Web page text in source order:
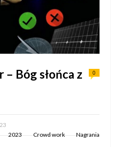
Bóg słońca z
0
2023
Crowd work Nagrania